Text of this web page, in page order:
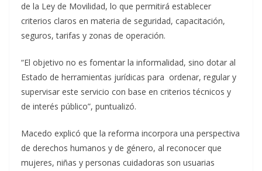
de la Ley de Movilidad, lo que permitirá establecer
criterios claros en materia de seguridad, capacitación,
seguros, tarifas y zonas de operación.
“El objetivo no es fomentar la informalidad, sino dotar al
Estado de herramientas jurídicas para ordenar, regular y
supervisar este servicio con base en criterios técnicos y
de interés público”, puntualizó.
Macedo explicó que la reforma incorpora una perspectiva
de derechos humanos y de género, al reconocer que
mujeres, niñas y personas cuidadoras son usuarias